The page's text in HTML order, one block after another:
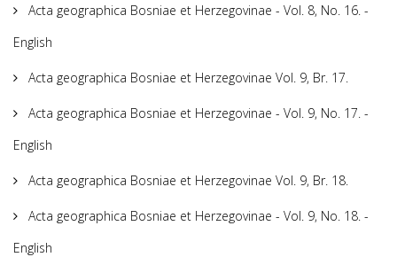
Acta geographica Bosniae et Herzegovinae - Vol. 8, No. 16. -
English
Acta geographica Bosniae et Herzegovinae Vol. 9, Br. 17.
Acta geographica Bosniae et Herzegovinae - Vol. 9, No. 17. -
English
Acta geographica Bosniae et Herzegovinae Vol. 9, Br. 18.
Acta geographica Bosniae et Herzegovinae - Vol. 9, No. 18. -
English